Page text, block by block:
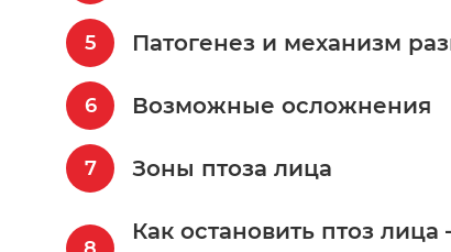
Патогенез и механизм
Возможные осложнения
Зоны птоза лица
Как остановить птоз